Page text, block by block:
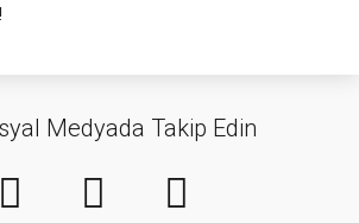
Medyada Takip Edin